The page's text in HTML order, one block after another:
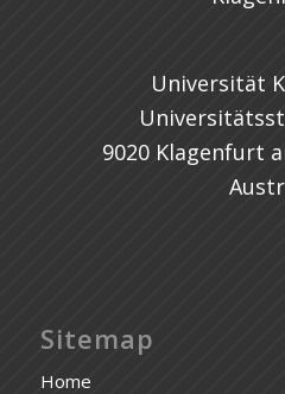
Universität
9020 Klagenfurt
Sitemap
Home